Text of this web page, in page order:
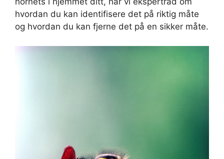
hvordan du kan identifisere det på riktig måte
og hvordan du kan fjerne det på en sikker måte.